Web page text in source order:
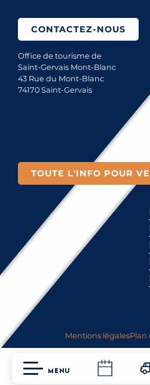
MENU
CONTACTEZ-NOUS
Office de tourisme de
Saint-Gervais Mont-Blanc
43 Rue du Mont-Blanc
74170 Saint-Gervais
TOUTE L'INFO POUR
Mentions légalesPlan